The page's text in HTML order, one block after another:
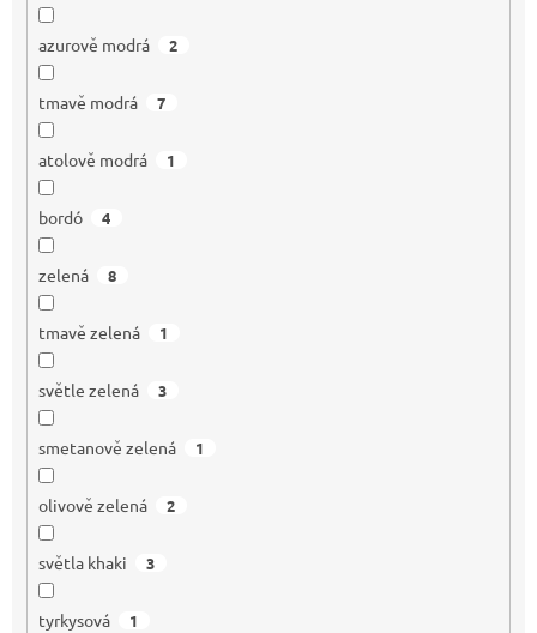
azurově modrá 2
tmavě modrá 7
atolově modrá 1
bordó 4
zelená 8
tmavě zelená 1
světle zelená 3
smetanově zelená 1
olivově zelená 2
světla khaki 3
tyrkysová 1